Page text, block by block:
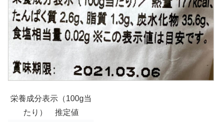
栄養成分表示（100g当
たり） 推定値